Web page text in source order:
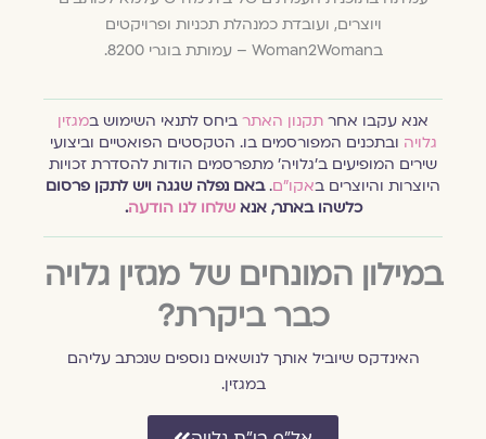
ויוצרים, ועובדת כמנהלת תכניות ופרויקטים
אנא עקבו אחרתקנון האתרביחס לתנאי השימוש ב מגזין
גלויהובתכנים המפורסמים בו. הטקסטים הפואטיים וביצועי
שירים המופיעים ב׳גלויה׳ מתפרסמים הודות להסדרת זכויות
היוצרות והיוצרים ב אקו״ם.באם נפלה שגגה ויש לתקן פרסום
כלשהו באתר, אנאשלחו לנו הודעה.
במילון המונחים של מגזין גלויה
כבר ביקרת?
האינדקס שיוביל אותך לנושאים נוספים שנכתב עליהם
במגזין.